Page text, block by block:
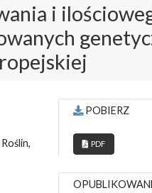
i
POBIERZ
PDF